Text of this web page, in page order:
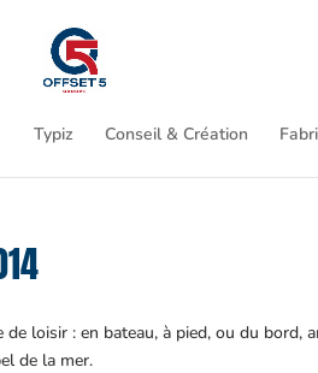
Typiz Conseil & Création
loisir : en bateau, à pied, ou du bord,
de la mer.